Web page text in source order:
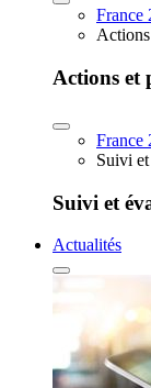
France
Actions et
France
Suivi
Suivi et
Actualités